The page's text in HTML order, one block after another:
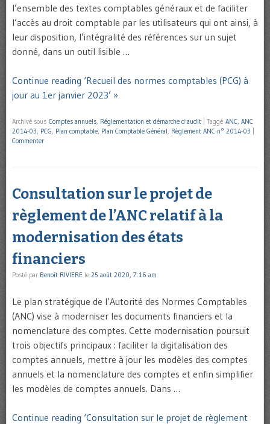
l’ensemble des textes comptables généraux et de faciliter
l’accès au droit comptable par les utilisateurs qui ont ainsi, à
leur disposition, l’intégralité des références sur un sujet
donné, dans un outil lisible …
Continue reading ‘Recueil des normes comptables (PCG) à
jour au 1er janvier 2023’ »
Archivé sous Comptes annuels, Réglementation et démarche d'audit Taggé ANC, ANC
2014-03, PCG, Plan comptable, Plan Comptable Général, Règlement ANC n° 2014-03
Commenter
Consultation sur le projet de
règlement de l’ANC relatif à la
modernisation des états
financiers
Posté par Benoît RIVIERE le 25 août 2020, 7:16 am
Le plan stratégique de l’Autorité des Normes Comptables
(ANC) vise à moderniser les documents financiers et la
nomenclature des comptes. Cette modernisation poursuit
trois objectifs principaux : faciliter la digitalisation des
comptes annuels, mettre à jour les modèles des comptes
annuels et la nomenclature des comptes et enfin simplifier
les modèles de comptes annuels. Dans …
Continue reading ‘Consultation sur le projet de règlement